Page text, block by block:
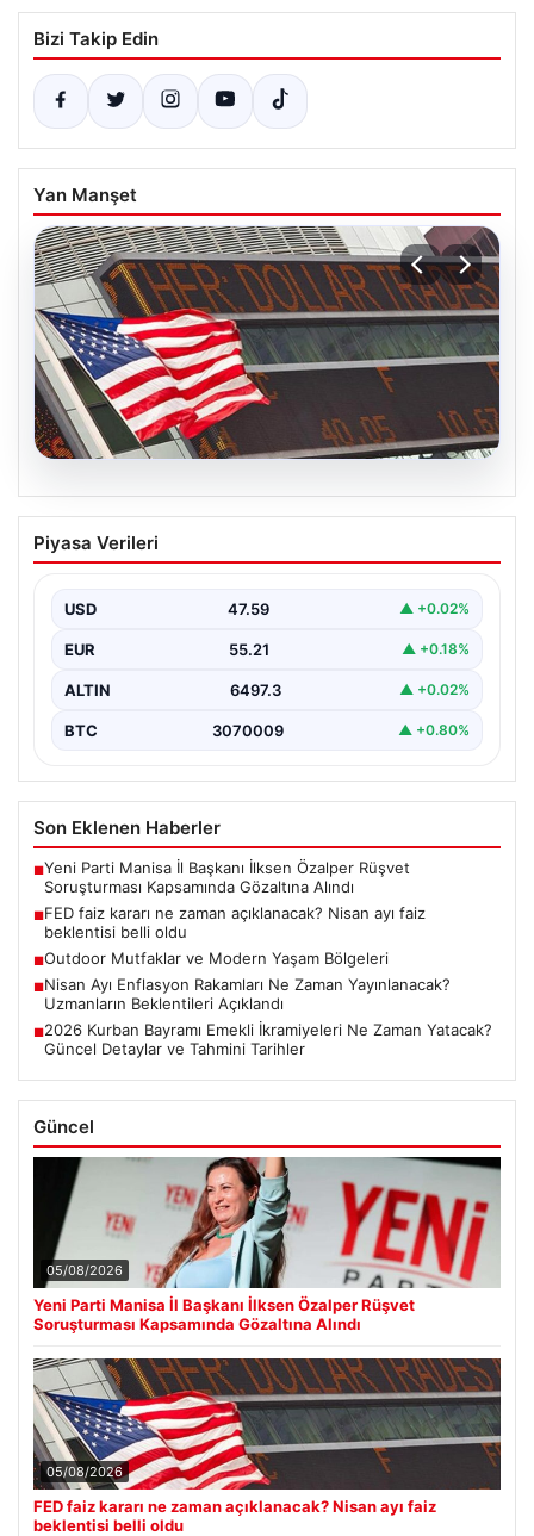
Bizi Takip Edin
Yan Manşet
FED faiz kararı ne zaman açıklanacak?
Nisan ayı faiz beklentisi belli oldu
Piyasa Verileri
USD 47.59 ▲ +0.02%
EUR 55.21 ▲ +0.18%
ALTIN 6497.3 ▲ +0.02%
BTC 3070009 ▲ +0.80%
Son Eklenen Haberler
■Yeni Parti Manisa İl Başkanı İlksen Özalper Rüşvet
Soruşturması Kapsamında Gözaltına Alındı
■FED faiz kararı ne zaman açıklanacak? Nisan ayı faiz
beklentisi belli oldu
■Outdoor Mutfaklar ve Modern Yaşam Bölgeleri
■Nisan Ayı Enflasyon Rakamları Ne Zaman Yayınlanacak?
Uzmanların Beklentileri Açıklandı
■2026 Kurban Bayramı Emekli İkramiyeleri Ne Zaman Yatacak?
Güncel Detaylar ve Tahmini Tarihler
Güncel
05/08/2026
Yeni Parti Manisa İl Başkanı İlksen Özalper Rüşvet
Soruşturması Kapsamında Gözaltına Alındı
05/08/2026
FED faiz kararı ne zaman açıklanacak? Nisan ayı faiz
beklentisi belli oldu